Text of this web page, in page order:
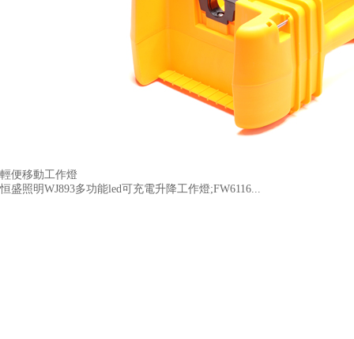
輕便移動工作燈
恒盛照明WJ893多功能led可充電升降工作燈;FW6116...